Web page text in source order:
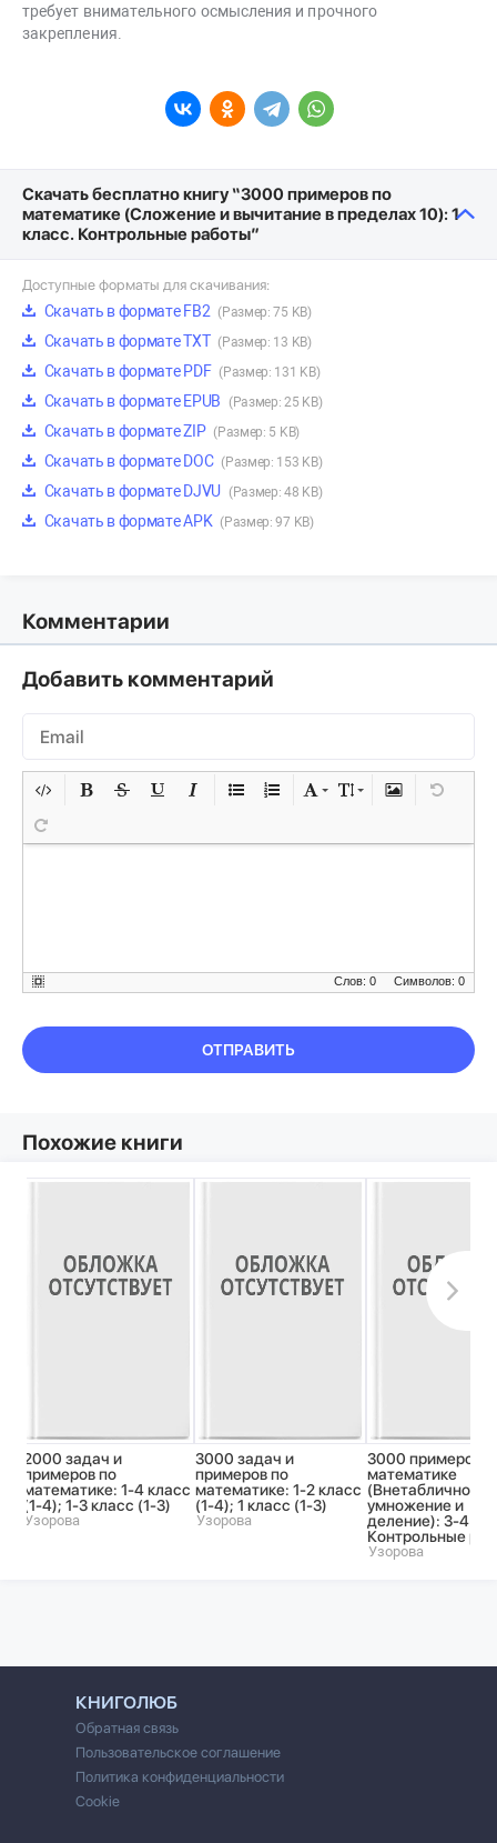
требует внимательного осмысления и прочного
закрепления.
Скачать бесплатно книгу “3000 примеров по
математике (Сложение и вычитание в пределах 10): 1
класс. Контрольные работы”
Доступные форматы для скачивания:
Скачать в формате FB2 (Размер: 75 KB)
Скачать в формате TXT (Размер: 13 KB)
Скачать в формате PDF (Размер: 131 KB)
Скачать в формате EPUB (Размер: 25 KB)
Скачать в формате ZIP (Размер: 5 KB)
Скачать в формате DOC (Размер: 153 KB)
Скачать в формате DJVU (Размер: 48 KB)
Скачать в формате APK (Размер: 97 KB)
Комментарии
Добавить комментарий
Символов: 0
Слов: 0
ОТПРАВИТЬ
Похожие книги
2000 задач и
примеров по
математике: 1-4 класс
(1-4); 1-3 класс (1-3)
Узорова
3000 задач и
примеров по
математике: 1-2 класс
(1-4); 1 класс (1-3)
Узорова
3000 примеров
математике
(Внетабличное
умножение и
деление): 3-4
Контрольные
Узорова
КНИГОЛЮБ
Обратная связь
Пользовательское соглашение
Политика конфиденциальности
Cookie